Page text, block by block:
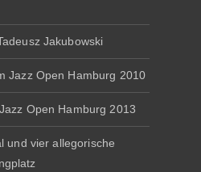
Jakubowski
Jazz Open Hamburg 2010
Open Hamburg 2013
und vier allegorische